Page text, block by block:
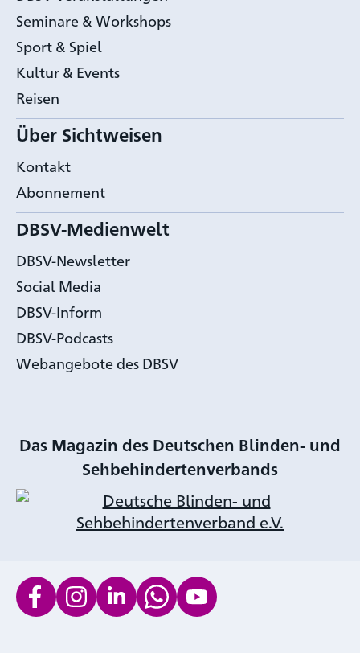
Seminare & Workshops
Sport & Spiel
Kultur & Events
Reisen
Über Sichtweisen
Kontakt
Abonnement
DBSV-Medienwelt
DBSV-Newsletter
Social Media
DBSV-Inform
DBSV-Podcasts
Webangebote des DBSV
Das Magazin des Deutschen Blinden- und
Sehbehindertenverbands